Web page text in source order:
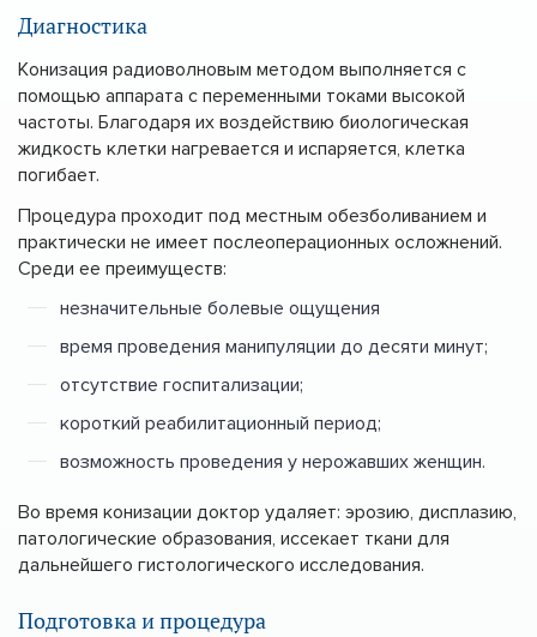
Диагностика
Конизация радиоволновым методом выполняется с
помощью аппарата с переменными токами высокой
частоты. Благодаря их воздействию биологическая
жидкость клетки нагревается и испаряется, клетка
погибает.
Процедура проходит под местным обезболиванием и
практически не имеет послеоперационных осложнений.
Среди ее преимуществ:
незначительные болевые ощущения
время проведения манипуляции до десяти минут;
отсутствие госпитализации;
короткий реабилитационный период;
возможность проведения у нерожавших женщин.
Во время конизации доктор удаляет: эрозию, дисплазию,
патологические образования, иссекает ткани для
дальнейшего гистологического исследования.
Подготовка и процедура